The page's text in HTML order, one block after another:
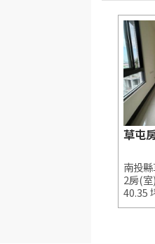
南投
2房(
40.35